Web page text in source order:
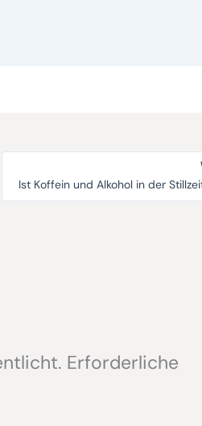
Ist Koffein und Alkohol in der
Erforderliche